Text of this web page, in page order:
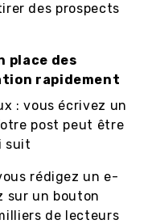
des prospects
place des
rapidement
: vous écrivez un
post peut être
suit
rédigez un e-
sur un bouton
de lecteurs